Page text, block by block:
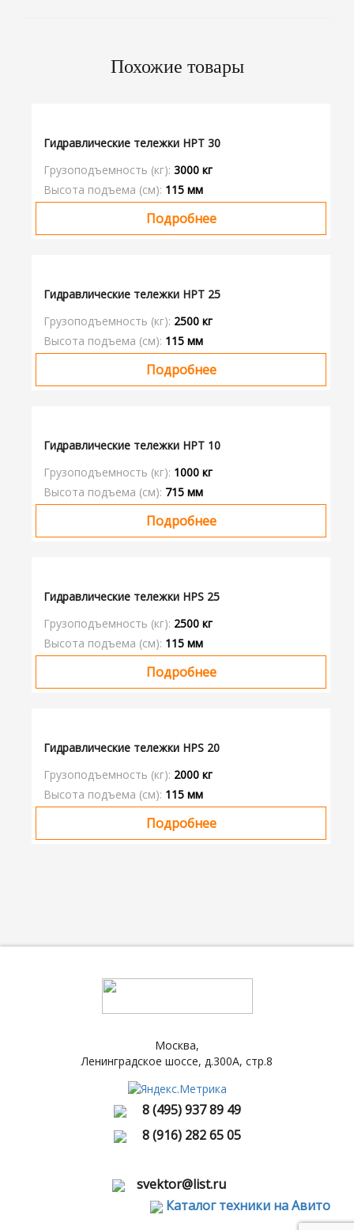
Похожие товары
Гидравлические тележки HPT 30
Грузоподъемность (кг): 3000 кг
Высота подъема (см): 115 мм
Подробнее
Гидравлические тележки HPT 25
Грузоподъемность (кг): 2500 кг
Высота подъема (см): 115 мм
Подробнее
Гидравлические тележки HPT 10
Грузоподъемность (кг): 1000 кг
Высота подъема (см): 715 мм
Подробнее
Гидравлические тележки HPS 25
Грузоподъемность (кг): 2500 кг
Высота подъема (см): 115 мм
Подробнее
Гидравлические тележки HPS 20
Грузоподъемность (кг): 2000 кг
Высота подъема (см): 115 мм
Подробнее
Москва,
Ленинградское шоссе, д.300А, стр.8
8 (495) 937 89 49
8 (916) 282 65 05
svektor@list.ru
Каталог техники на Авито